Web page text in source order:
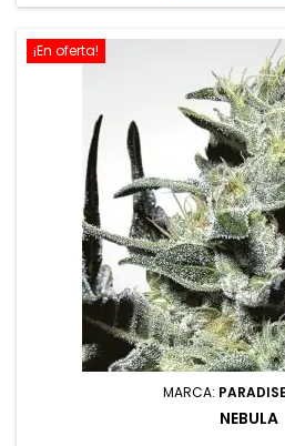
¡En oferta!
MARCA:
NEBULA